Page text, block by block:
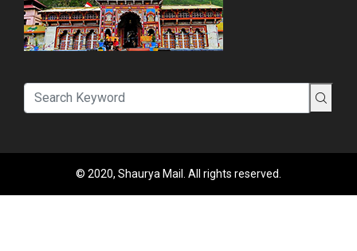
© 2020, Shaurya Mail. All rights reserved.